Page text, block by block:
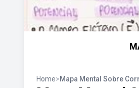
Home>Mapa Mental Sobre